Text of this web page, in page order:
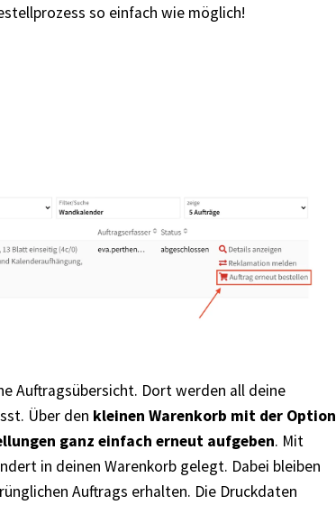
so einfach wie möglich!
Auftragsübersicht. Dort werden all deine
Über den kleinen Warenkorb mit der Option
ganz einfach erneut aufgeben. Mit
in deinen Warenkorb gelegt. Dabei bleiben
Auftrags erhalten. Die Druckdaten